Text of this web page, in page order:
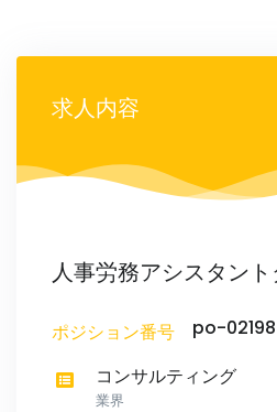
求人内容
人事労務アシスタン
ポジション番号
po-02198
コンサルティング
業界